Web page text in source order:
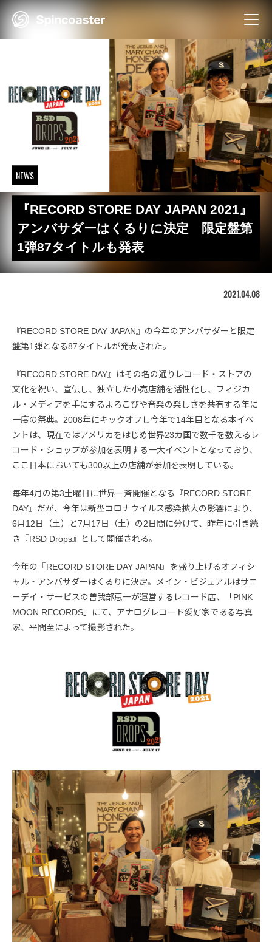
Skip
NEWS
『RECORD STORE DAY JAPAN 2021』
アンバサダーはくるりに決定 限定盤第
1弾87タイトルも発表
2021.04.08
『RECORD STORE DAY JAPAN』の今年のアンバサダーと限定
盤第1弾となる87タイトルが発表された。
『RECORD STORE DAY』はその名の通りレコード・ストアの
文化を祝い、宣伝し、独立した小売店舗を活性化し、フィジカ
ル・メディアを手にするよろこびや音楽の楽しさを共有する年に
一度の祭典。2008年にキックオフし今年で14年目となる本イベ
ントは、現在ではアメリカをはじめ世界23カ国で数千を数えるレ
コード・ショップが参加を表明する一大イベントとなっており、
ここ日本においても300以上の店舗が参加を表明している。
毎年4月の第3土曜日に世界一斉開催となる『RECORD STORE
DAY』だが、今年は新型コロナウイルス感染拡大の影響により、
6月12日（土）と7月17日（土）の2日間に分けて、昨年に引き続
き『RSD Drops』として開催される。
今年の『RECORD STORE DAY JAPAN』を盛り上げるオフィシ
ャル・アンバサダーはくるりに決定。メイン・ビジュアルはサニ
ーデイ・サービスの曽我部恵一が運営するレコード店、「PINK
MOON RECORDS」にて、アナログレコード愛好家である写真
家、平間至によって撮影された。